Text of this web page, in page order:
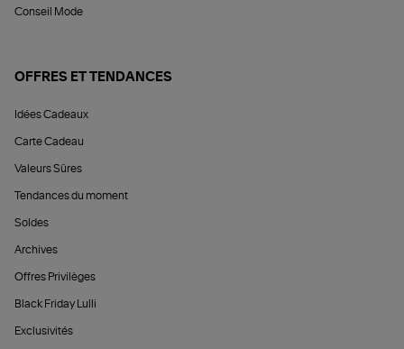
Conseil Mode
OFFRES ET TENDANCES
Idées Cadeaux
Carte Cadeau
Valeurs Sûres
Tendances du moment
Soldes
Archives
Offres Privilèges
Black Friday Lulli
Exclusivités